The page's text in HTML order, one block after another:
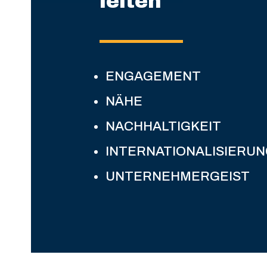
ENGAGEMENT
NÄHE
NACHHALTIGKEIT
UNTERNEHMERGEIST